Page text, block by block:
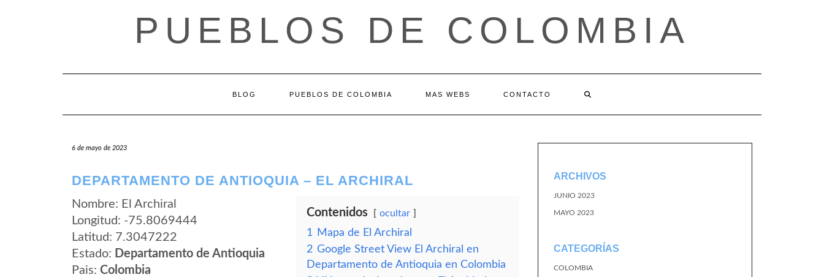
PUEBLOS DE COLOMBIA
BLOG PUEBLOS DE COLOMBIA MAS WEBS CONTACTO
6 de mayo de 2023
DEPARTAMENTO DE ANTIOQUIA – EL ARCHIRAL
Nombre: El Archiral
Longitud: -75.8069444
Latitud: 7.3047222
Estado: Departamento de Antioquia
Pais: Colombia
Contenidos ocultar
1
Mapa de El Archiral
2 Google Street View El Archiral en
Departamento de Antioquia en Colombia
ARCHIVOS
JUNIO 2023
MAYO 2023
CATEGORÍAS
COLOMBIA